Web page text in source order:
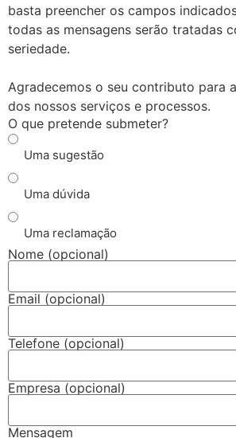
basta preencher os campos
todas as mensagens serão tratadas
seriedade.
Agradecemos o seu contributo para
dos nossos serviços e processos.
O que pretende submeter?
Uma sugestão
Uma dúvida
Uma reclamação
Nome (opcional)
Email (opcional)
Telefone (opcional)
Empresa (opcional)
Mensagem